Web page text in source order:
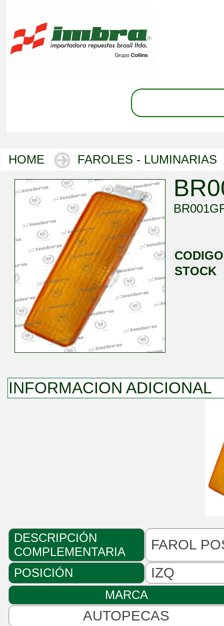
HOME FAROLES - LUMINARIAS
CODIGO
STOCK
INFORMACION ADICIONAL
DESCRIPCIÓN
COMPLEMENTARIA
FAROL
POSICIÓN IZQ
MARCA
AUTOPECAS